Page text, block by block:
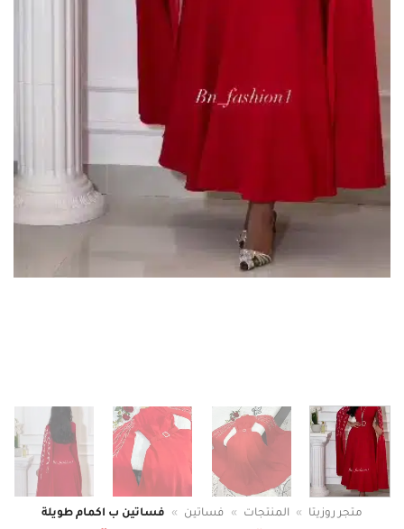
متجر روزيتا » المنتجات » فساتين » فساتين ب اكمام طويلة